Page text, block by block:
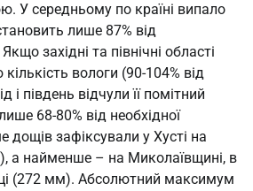
У середньому по країні випало
лише 87% від
західні та північні області
вологи (90-104% від
і південь відчули її помітний
68-80% від необхідної
дощів зафіксували у Хусті на
а найменше – на Миколаївщині, в
(272 мм). Абсолютний максимум